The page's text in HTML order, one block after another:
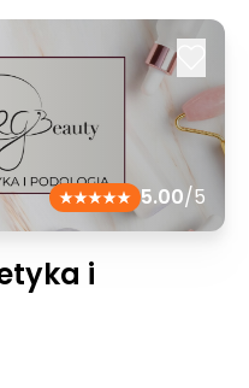
5.00/5
i